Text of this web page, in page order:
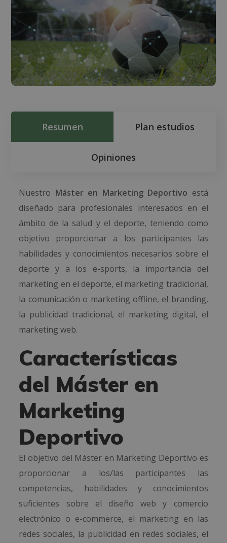
Resumen Plan estudios
Opiniones
Nuestro Máster en Marketing Deportivo está
diseñado para profesionales interesados en el
ámbito de la salud y el deporte, teniendo como
objetivo proporcionar a los participantes las
habilidades y conocimientos necesarios sobre el
deporte y a los e-sports, la importancia del
marketing en el deporte, el marketing tradicional,
la comunicación o marketing offline, el branding,
la publicidad tradicional, el marketing digital, el
marketing web.
Características
del Máster en
Marketing
Deportivo
El objetivo del Máster en Marketing Deportivo es
proporcionar a los/las participantes las
competencias, habilidades y conocimientos
suficientes sobre el diseño web y comercio
electrónico o e-commerce, el marketing en las
redes sociales, la publicidad en redes sociales, el